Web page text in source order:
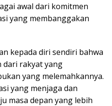
awal dari komitmen
yang membanggakan
kepada diri sendiri bahwa
dari rakyat yang
yang melemahkannya.
yang menjaga dan
masa depan yang lebih